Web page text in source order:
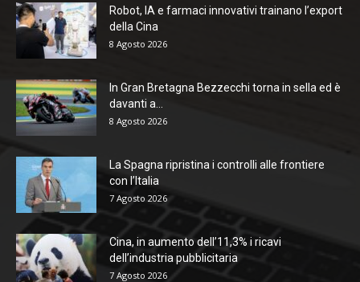
Robot, IA e farmaci innovativi trainano l’export
della Cina
8 Agosto 2026
In Gran Bretagna Bezzecchi torna in sella ed è
davanti a...
8 Agosto 2026
La Spagna ripristina i controlli alle frontiere
con l’Italia
7 Agosto 2026
Cina, in aumento dell’11,3% i ricavi
dell’industria pubblicitaria
7 Agosto 2026